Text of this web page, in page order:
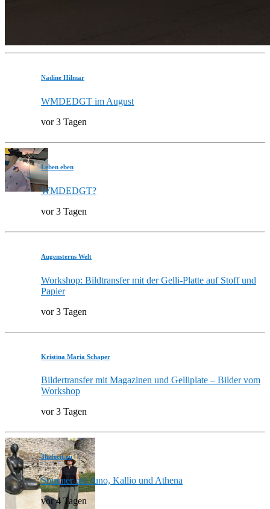
Nadine Hilmar
WMDEDGT im August
vor 3 Tagen
Leben eben
WMDEDGT?
vor 3 Tagen
Augensterns Welt
Workshop: Bildtransfer mit der Gelli-Platte auf Stoff und
Papier
vor 3 Tagen
Kristina Maria Schaper
Bildertransfer mit Magazinen und Gelliplate – Bilder vom
Workshop
vor 3 Tagen
3hefecit.eu
Sommer mit Juno, Kallio und Athena
vor 4 Tagen